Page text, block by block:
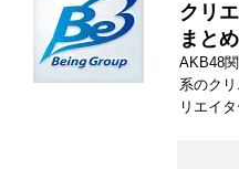
クリ
まとめ
AKB48
系のク
リエイ